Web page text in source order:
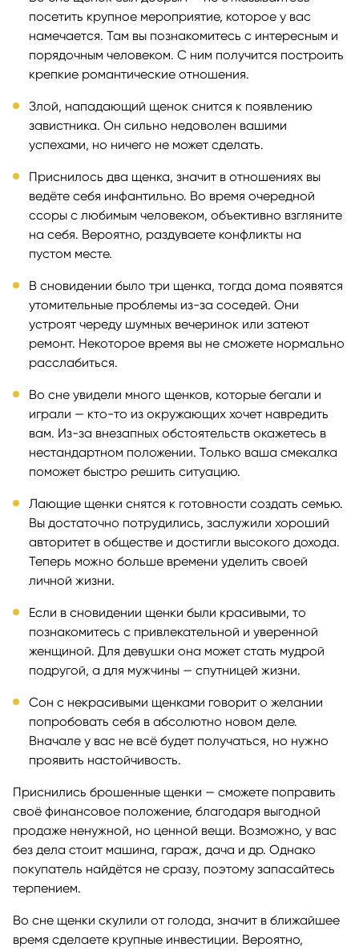
посетить крупное мероприятие, которое у вас
намечается. Там вы познакомитесь с интересным и
порядочным человеком. С ним получится построить
крепкие романтические отношения.
Злой, нападающий щенок снится к появлению
завистника. Он сильно недоволен вашими
успехами, но ничего не может сделать.
Приснилось два щенка, значит в отношениях вы
ведёте себя инфантильно. Во время очередной
ссоры с любимым человеком, объективно взгляните
на себя. Вероятно, раздуваете конфликты на
пустом месте.
В сновидении было три щенка, тогда дома появятся
утомительные проблемы из-за соседей. Они
устроят череду шумных вечеринок или затеют
ремонт. Некоторое время вы не сможете нормально
расслабиться.
Во сне увидели много щенков, которые бегали и
играли — кто-то из окружающих хочет навредить
вам. Из-за внезапных обстоятельств окажетесь в
нестандартном положении. Только ваша смекалка
поможет быстро решить ситуацию.
Лающие щенки снятся к готовности создать семью.
Вы достаточно потрудились, заслужили хороший
авторитет в обществе и достигли высокого дохода.
Теперь можно больше времени уделить своей
личной жизни.
Если в сновидении щенки были красивыми, то
познакомитесь с привлекательной и уверенной
женщиной. Для девушки она может стать мудрой
подругой, а для мужчины — спутницей жизни.
Сон с некрасивыми щенками говорит о желании
попробовать себя в абсолютно новом деле.
Вначале у вас не всё будет получаться, но нужно
проявить настойчивость.
Приснились брошенные щенки — сможете поправить
своё финансовое положение, благодаря выгодной
продаже ненужной, но ценной вещи. Возможно, у вас
без дела стоит машина, гараж, дача и др. Однако
покупатель найдётся не сразу, поэтому запасайтесь
терпением.
Во сне щенки скулили от голода, значит в ближайшее
время сделаете крупные инвестиции. Вероятно,